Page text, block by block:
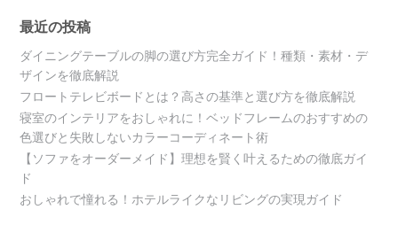
最近の投稿
ダイニングテーブルの脚の選び方完全ガイド！種類・素材・デ
ザインを徹底解説
フロートテレビボードとは？高さの基準と選び方を徹底解説
寝室のインテリアをおしゃれに！ベッドフレームのおすすめの
色選びと失敗しないカラーコーディネート術
【ソファをオーダーメイド】理想を賢く叶えるための徹底ガイ
ド
おしゃれで憧れる！ホテルライクなリビングの実現ガイド